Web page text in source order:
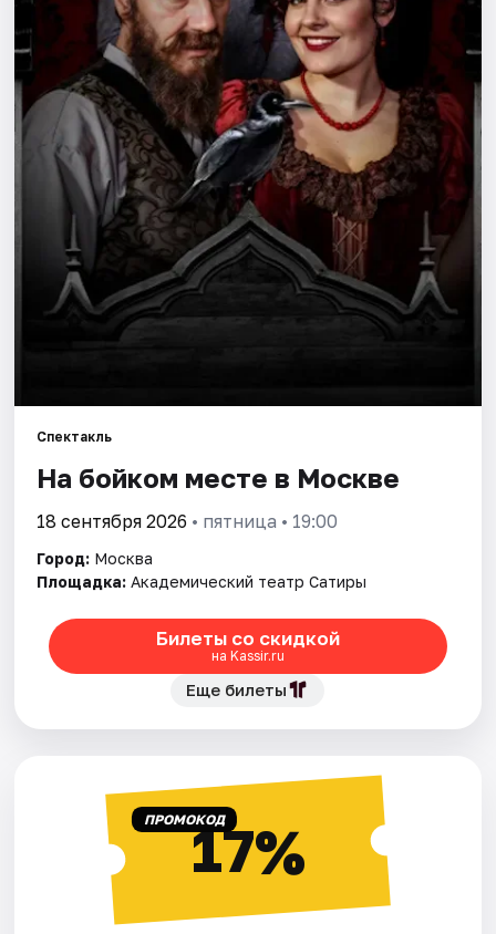
Города
Площадки
Артисты
Рейтинги
Спектакль
На бойком месте в Москве
18 сентября 2026 • пятница • 19:00
Город: Москва
Площадка: Академический театр Сатиры
Билеты со скидкой
на Kassir.ru
Еще билеты
ПРОМОКОД17%